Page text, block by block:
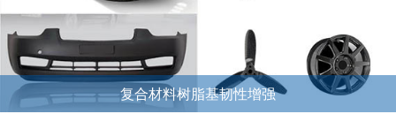
复合材料树脂基韧性增强